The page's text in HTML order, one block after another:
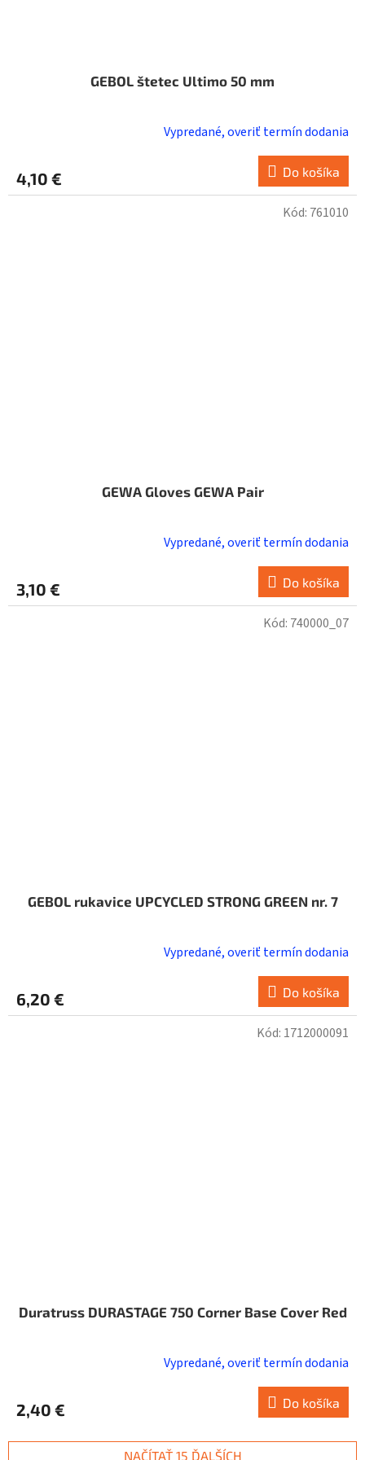
GEBOL štetec Ultimo 50 mm
Vypredané, overiť termín dodania
4,10 € Do košíka
GEWA Gloves GEWA Pair
Vypredané, overiť termín dodania
3,10 € Do košíka
Kód: 761010
GEBOL rukavice UPCYCLED STRONG GREEN nr. 7
Vypredané, overiť termín dodania
6,20 € Do košíka
Kód: 740000_07
Duratruss DURASTAGE 750 Corner Base Cover Red
Vypredané, overiť termín dodania
2,40 € Do košíka
Kód: 1712000091
NAČÍTAŤ 15 ĎALŠÍCH